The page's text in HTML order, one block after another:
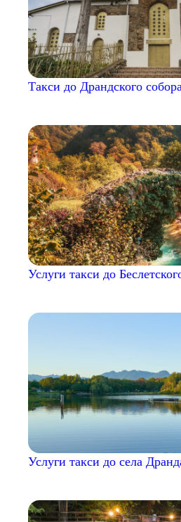
Такси до Драндского собора
Услуги такси до
Услуги такси до села